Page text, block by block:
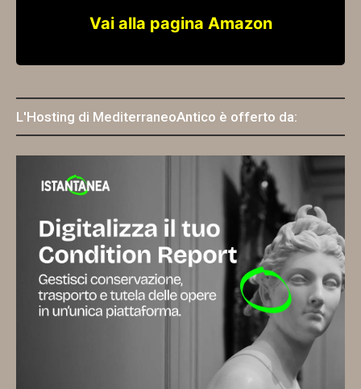
Vai alla pagina Amazon
L'Hosting di MediterraneoAntico è offerto da: